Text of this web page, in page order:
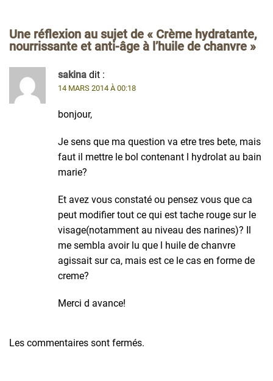
Une réflexion au sujet de « Crème hydratante,
nourrissante et anti-âge à l’huile de chanvre »
sakina dit :
14 MARS 2014 À 00:18
bonjour,
Je sens que ma question va etre tres bete, mais
faut il mettre le bol contenant l hydrolat au bain
marie?
Et avez vous constaté ou pensez vous que ca
peut modifier tout ce qui est tache rouge sur le
visage(notamment au niveau des narines)? Il
me sembla avoir lu que l huile de chanvre
agissait sur ca, mais est ce le cas en forme de
creme?
Merci d avance!
Les commentaires sont fermés.